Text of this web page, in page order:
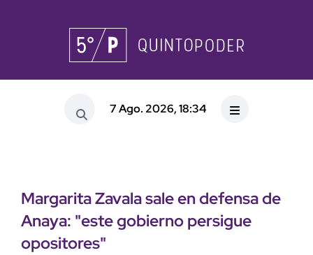
7 Ago. 2026, 18:34
Margarita Zavala sale en defensa de
Anaya: "este gobierno persigue
opositores"